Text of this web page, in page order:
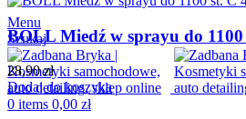
Menu
Szukaj
0 items 0,00 zł
BOLL Miedź w sprayu do 1100
28,90zł
Dodaj do koszyka